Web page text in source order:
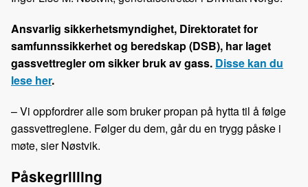
Ansvarlig sikkerhetsmyndighet, Direktoratet for
samfunnssikkerhet og beredskap (DSB), har laget
gassvettregler om sikker bruk av gass. Disse kan du
lese her.
– Vi oppfordrer alle som bruker propan på hytta til å følge
gassvettreglene. Følger du dem, går du en trygg påske i
møte, sier Nøstvik.
Påskegrilling